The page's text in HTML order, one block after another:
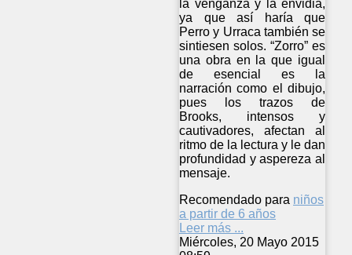
la venganza y la envidia,
ya que así haría que
Perro y Urraca también se
sintiesen solos. “Zorro” es
una obra en la que igual
de esencial es la
narración como el dibujo,
pues los trazos de
Brooks, intensos y
cautivadores, afectan al
ritmo de la lectura y le dan
profundidad y aspereza al
mensaje.
Recomendado para niños
a partir de 6 años
Leer más ...
Miércoles, 20 Mayo 2015